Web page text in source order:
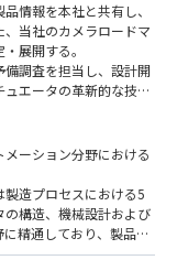
情報を本社と共有し、
当社のカメラロードマ
展開する。
備調査を担当し、設計開
エータの革新的な技術
満たす。
ータの技術プロジェク
初期段階で設計および
化するとともに、プロ
トリスクを回避・解決
トナーと連携し、製造
ーション分野における
製造プロセスにおける5
構造、機械設計および
精通しており、製品レ
を有すること。